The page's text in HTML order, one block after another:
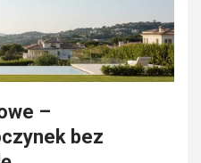
–
bez